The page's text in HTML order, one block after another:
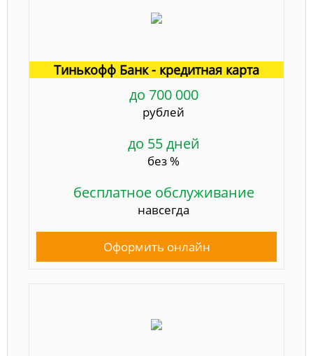
Тинькофф Банк - кредитная карта
до 700 000
рублей
до 55 дней
без %
бесплатное обслуживание
навсегда
Оформить онлайн